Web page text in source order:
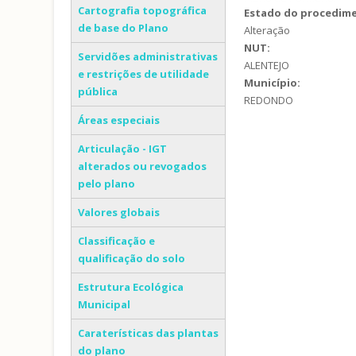
Cartografia topográfica
de base do Plano
Servidões administrativas
e restrições de utilidade
pública
Áreas especiais
Articulação - IGT
alterados ou revogados
pelo plano
Valores globais
Classificação e
qualificação do solo
Estrutura Ecológica
Municipal
Caraterísticas das plantas
do plano
Estado do
Alteração
NUT:
ALENTEJO
Município:
REDONDO